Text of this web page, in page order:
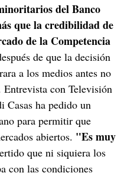
del Banco
que la credibilidad de
de la Competencia
de que la decisión
a los medios antes no
con Televisión
Casas ha pedido un
para permitir que
abiertos. "Es muy
que ni siquiera los
con las condiciones